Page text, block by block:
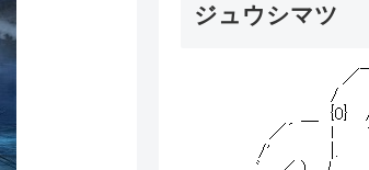
ジュウシマツ